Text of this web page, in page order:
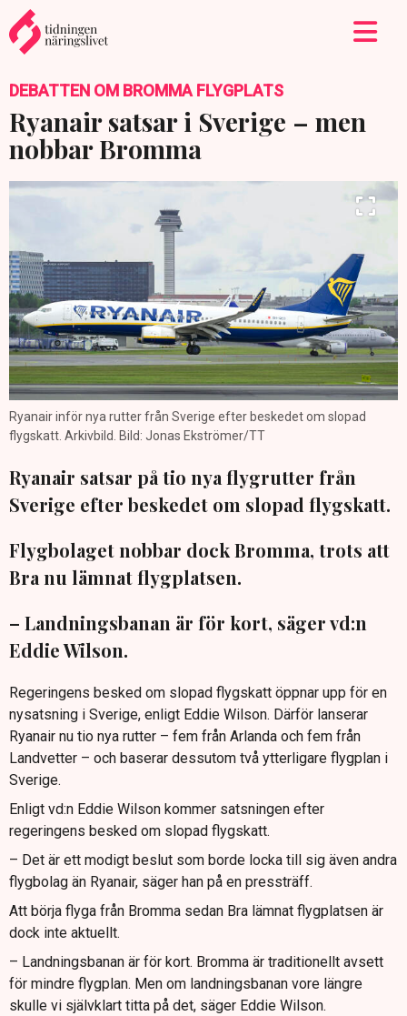
DEBATTEN OM BROMMA FLYGPLATS
Ryanair satsar i Sverige – men
nobbar Bromma
Ryanair inför nya rutter från Sverige efter beskedet om slopad
flygskatt. Arkivbild. Bild: Jonas Ekströmer/TT
Ryanair satsar på tio nya flygrutter från
Sverige efter beskedet om slopad flygskatt.
Flygbolaget nobbar dock Bromma, trots att
Bra nu lämnat flygplatsen.
– Landningsbanan är för kort, säger vd:n
Eddie Wilson.
Regeringens besked om slopad flygskatt öppnar upp för en
nysatsning i Sverige, enligt Eddie Wilson. Därför lanserar
Ryanair nu tio nya rutter – fem från Arlanda och fem från
Landvetter – och baserar dessutom två ytterligare flygplan i
Sverige.
Enligt vd:n Eddie Wilson kommer satsningen efter
regeringens besked om slopad flygskatt.
– Det är ett modigt beslut som borde locka till sig även andra
flygbolag än Ryanair, säger han på en pressträff.
Att börja flyga från Bromma sedan Bra lämnat flygplatsen är
dock inte aktuellt.
– Landningsbanan är för kort. Bromma är traditionellt avsett
för mindre flygplan. Men om landningsbanan vore längre
skulle vi självklart titta på det, säger Eddie Wilson.